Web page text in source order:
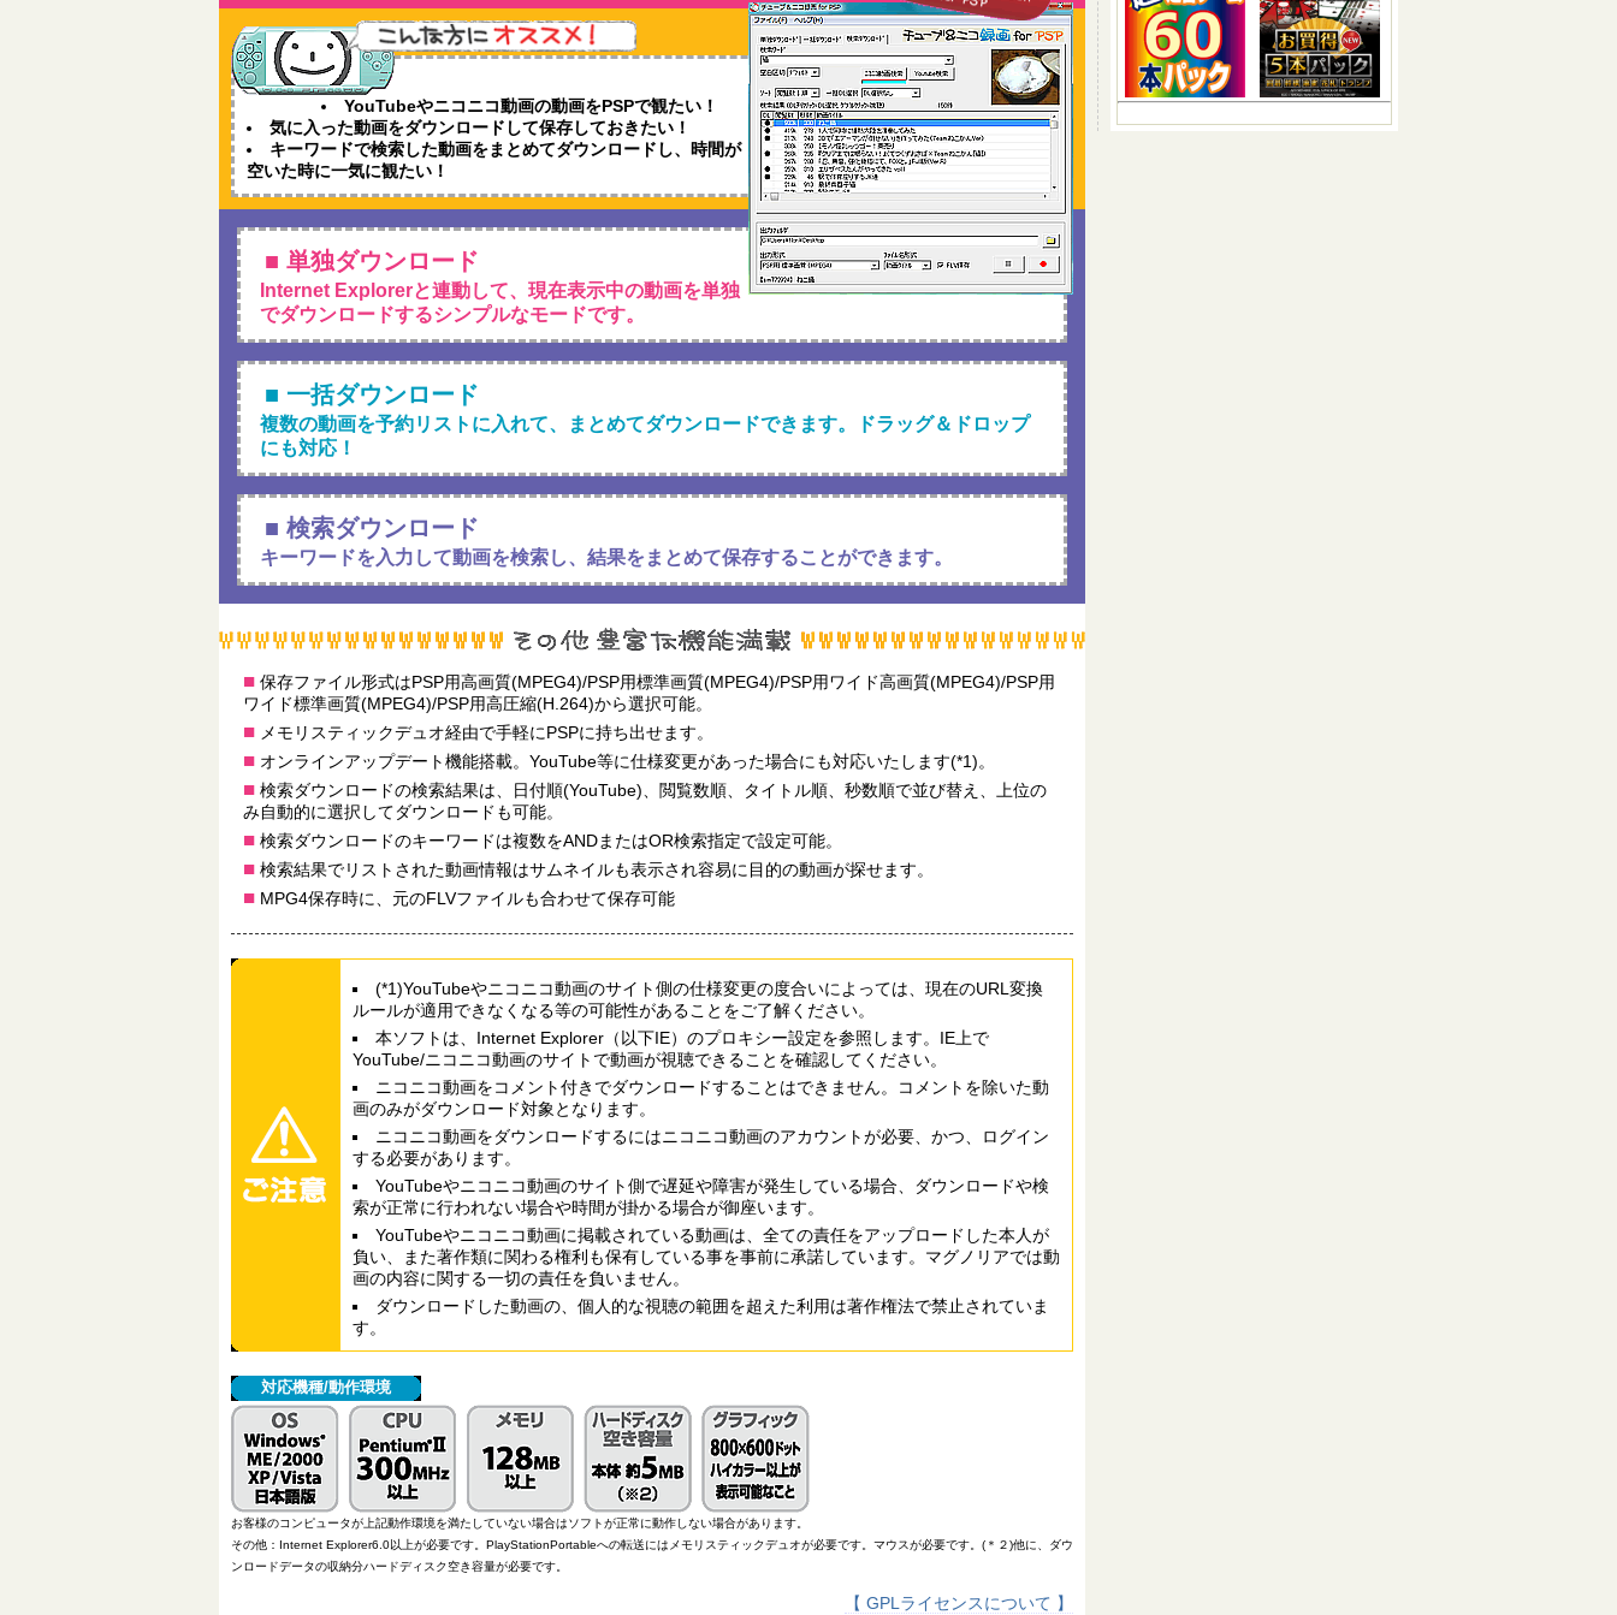
YouTubeやニコニコ動画の動画をPSPで観たい！
気に入った動画をダウンロードして保存しておきたい！
キーワードで検索した動画をまとめてダウンロードし、時間が
空いた時に一気に観たい！
■ 単独ダウンロード
Internet Explorerと連動して、現在表示中の動画を単独
でダウンロードするシンプルなモードです。
■ 一括ダウンロード
複数の動画を予約リストに入れて、まとめてダウンロードできます。ドラッグ＆ドロップ
にも対応！
■ 検索ダウンロード
キーワードを入力して動画を検索し、結果をまとめて保存することができます。
■ 保存ファイル形式はPSP用高画質(MPEG4)/PSP用標準画質(MPEG4)/PSP用ワイド高画質(MPEG4)/PSP用
ワイド標準画質(MPEG4)/PSP用高圧縮(H.264)から選択可能。
■ メモリスティックデュオ経由で手軽にPSPに持ち出せます。
■ オンラインアップデート機能搭載。YouTube等に仕様変更があった場合にも対応いたします(*1)。
■ 検索ダウンロードの検索結果は、日付順(YouTube)、閲覧数順、タイトル順、秒数順で並び替え、上位の
み自動的に選択してダウンロードも可能。
■ 検索ダウンロードのキーワードは複数をANDまたはOR検索指定で設定可能。
■ 検索結果でリストされた動画情報はサムネイルも表示され容易に目的の動画が探せます。
■ MPG4保存時に、元のFLVファイルも合わせて保存可能
(*1)YouTubeやニコニコ動画のサイト側の仕様変更の度合いによっては、現在のURL変換
ルールが適用できなくなる等の可能性があることをご了解ください。
本ソフトは、Internet Explorer（以下IE）のプロキシー設定を参照します。IE上で
YouTube/ニコニコ動画のサイトで動画が視聴できることを確認してください。
ニコニコ動画をコメント付きでダウンロードすることはできません。コメントを除いた動
画のみがダウンロード対象となります。
ニコニコ動画をダウンロードするにはニコニコ動画のアカウントが必要、かつ、ログイン
する必要があります。
YouTubeやニコニコ動画のサイト側で遅延や障害が発生している場合、ダウンロードや検
索が正常に行われない場合や時間が掛かる場合が御座います。
YouTubeやニコニコ動画に掲載されている動画は、全ての責任をアップロードした本人が
負い、また著作類に関わる権利も保有している事を事前に承諾しています。マグノリアでは動
画の内容に関する一切の責任を負いません。
ダウンロードした動画の、個人的な視聴の範囲を超えた利用は著作権法で禁止されていま
す。
対応機種/動作環境
お客様のコンピュータが上記動作環境を満たしていない場合はソフトが正常に動作しない場合があります。
その他：Internet Explorer6.0以上が必要です。PlayStationPortableへの転送にはメモリスティックデュオが必要です。マウスが必要です。(＊２)他に、ダウ
ンロードデータの収納分ハードディスク空き容量が必要です。
【 GPLライセンスについて 】